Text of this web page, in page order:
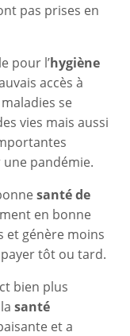
pas prises en
pour l’hygiène
accès à
se
vies mais aussi
pandémie.
santé de
en bonne
et génère moins
payer tôt ou tard.
bien plus
lasanté
et a